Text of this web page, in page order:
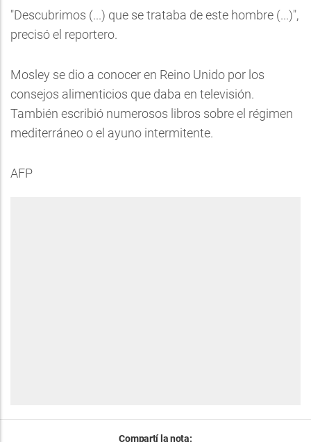
"Descubrimos (...) que se trataba de este hombre (...)",
precisó el reportero.
Mosley se dio a conocer en Reino Unido por los
consejos alimenticios que daba en televisión.
También escribió numerosos libros sobre el régimen
mediterráneo o el ayuno intermitente.
AFP
Compartí la nota: